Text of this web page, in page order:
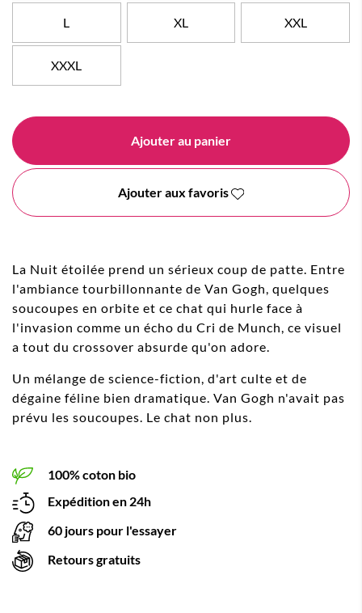
L XL XXL
XXXL
Ajouter au panier
Ajouter aux favoris
La Nuit étoilée prend un sérieux coup de patte. Entre
l'ambiance tourbillonnante de Van Gogh, quelques
soucoupes en orbite et ce chat qui hurle face à
l'invasion comme un écho du Cri de Munch, ce visuel
a tout du crossover absurde qu'on adore.
Un mélange de science-fiction, d'art culte et de
dégaine féline bien dramatique. Van Gogh n'avait pas
prévu les soucoupes. Le chat non plus.
100% coton bio
Expédition en 24h
60 jours pour l'essayer
Retours gratuits